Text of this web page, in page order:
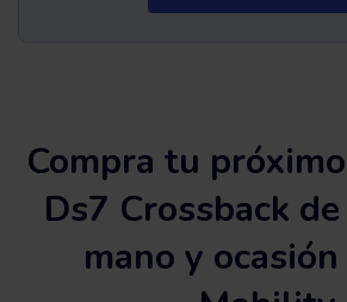
Compra tu
Ds7 Crossback
mano y